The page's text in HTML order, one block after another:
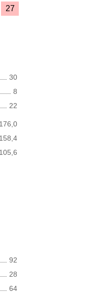
27
30
8
22
176,0
158,4
105,6
92
28
64